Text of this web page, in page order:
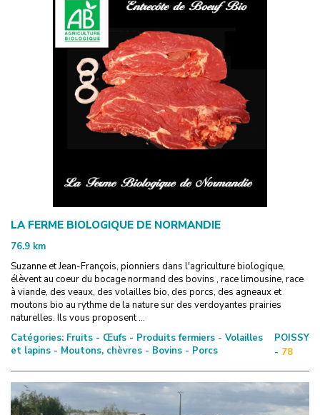
LA FERME BIOLOGIQUE DE NORMANDIE
76.9 km
Suzanne et Jean-François, pionniers dans l'agriculture biologique,
élèvent au coeur du bocage normand des bovins , race limousine, race
à viande, des veaux, des volailles bio, des porcs, des agneaux et
moutons bio au rythme de la nature sur des verdoyantes prairies
naturelles. Ils vous proposent ...
Catégories: Fruits - Œufs - Produits fermiers - Volailles
et lapins - Moutons, chèvres - Bovins - Porcs
POISSY
- 78